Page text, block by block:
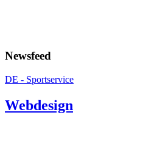
Newsfeed
DE - Sportservice
Webdesign